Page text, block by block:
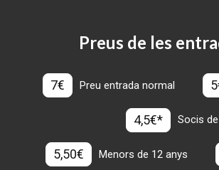
Preus de les
7€ Preu entrada normal
4,5€* Socis
5,50€ Menors de 12 anys